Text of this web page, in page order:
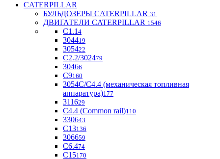
CATERPILLAR
БУЛЬДОЗЕРЫ CATERPILLAR 31
ДВИГАТЕЛИ CATERPILLAR 1546
C1.1 4
304419
305422
С2.2/302479
30466
С9160
3054С/С4.4 (механическая топливная
аппаратура)177
311629
С4.4 (Common rail)110
330643
С13136
306659
С6.474
С15170